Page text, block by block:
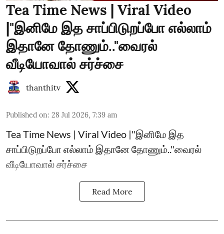
Tea Time News | Viral Video
|"இனிமே இத சாப்பிடுறப்போ எல்லாம்
இதானே தோணும்.."வைரல்
வீடியோவால் சர்ச்சை
thanthitv
Published on: 28 Jul 2026, 7:39 am
Tea Time News | Viral Video |"இனிமே இத
சாப்பிடுறப்போ எல்லாம் இதானே தோணும்.."வைரல்
வீடியோவால் சர்ச்சை
Read More